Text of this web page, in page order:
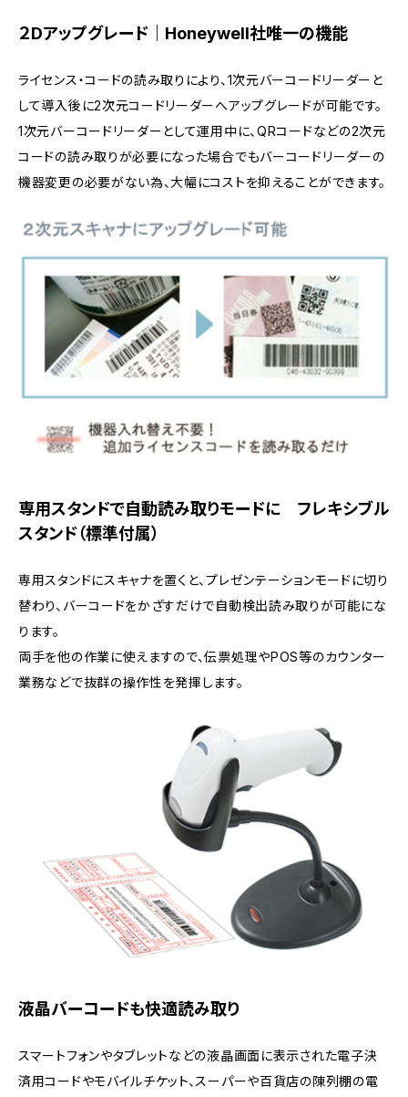
２Dアップグレード｜Honeywell社唯一の機能
ライセンス・コードの読み取りにより、1次元バーコードリーダーと
して導入後に2次元コードリーダーへアップグレードが可能です。
1次元バーコードリーダーとして運用中に、QRコードなどの2次元
コードの読み取りが必要になった場合でもバーコードリーダーの
機器変更の必要がない為、大幅にコストを抑えることができます。
専用スタンドで自動読み取りモードに フレキシブル
スタンド（標準付属）
専用スタンドにスキャナを置くと、プレゼンテーションモードに切り
替わり、バーコードをかざすだけで自動検出読み取りが可能にな
ります。
両手を他の作業に使えますので、伝票処理やPOS等のカウンター
業務などで抜群の操作性を発揮します。
液晶バーコードも快適読み取り
スマートフォンやタブレットなどの液晶画面に表示された電子決
済用コードやモバイルチケット、スーパーや百貨店の陳列棚の電